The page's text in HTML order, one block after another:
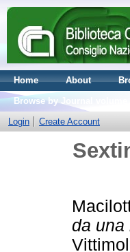
Home About
Browse by Journal volume
Login
Create Account
da una